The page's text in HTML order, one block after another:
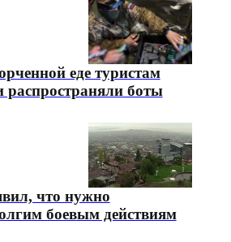
еде туристам
распространяли боты
что нужно
боевым действиям